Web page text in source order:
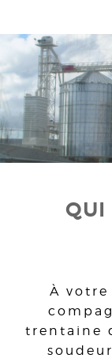
QUI
À votre
trentaine